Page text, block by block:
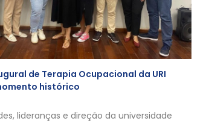
de Terapia Ocupacional da URI
histórico
lideranças e direção da universidade